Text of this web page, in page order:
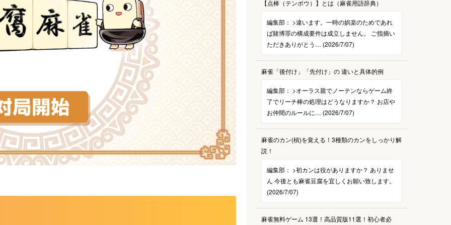
【点棒（テンボウ）】とは（麻雀用語辞典）
編集部： >違います。一時の娯楽のためであれ
ば賭博罪の構成要件は成立しません。 ご指摘い
ただきありがとう… (2026/7/07)
麻雀「後付け」「先付け」の 違いと具体的例
編集部： >オーラス親でノーテンならゲーム終
了でリーチ棒の処理はどうなりますか？ お店や
お仲間のルールに… (2026/7/07)
麻雀のカン(槓)を覚える！3種類のカンをしっかり解
説！
編集部： >初カンは役がありますか？ ありませ
ん 今後とも麻雀豆腐を宜しくお願い致します。
(2026/7/07)
麻雀無料ゲーム 13選！高品質版11選！初心者必